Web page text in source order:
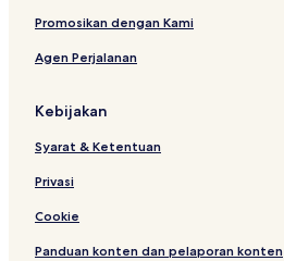
Promosikan dengan Kami
Agen Perjalanan
Kebijakan
Syarat & Ketentuan
Privasi
Cookie
Panduan konten dan pelaporan konten